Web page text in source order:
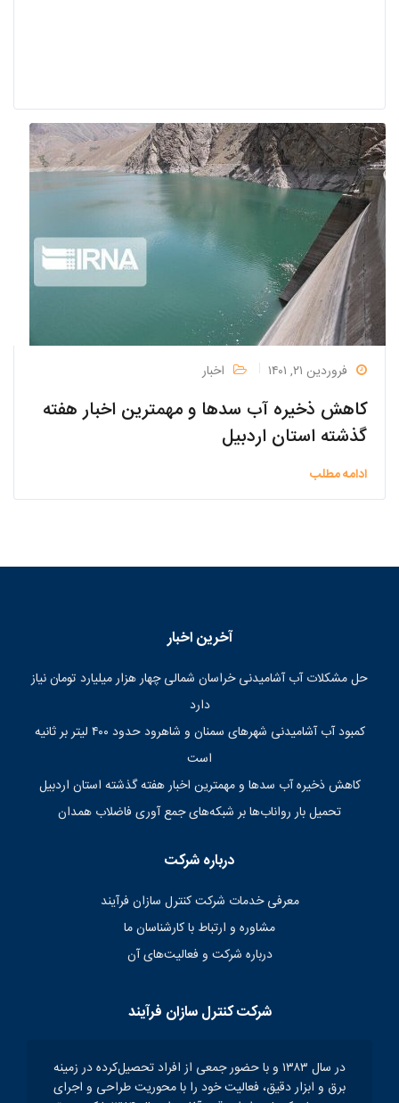
فروردین ۲۱, ۱۴۰۱ اخبار
کاهش ذخیره آب سدها و مهمترین اخبار هفته
گذشته استان اردبیل
ادامه مطلب
آخرین اخبار
حل مشکلات آب آشامیدنی خراسان شمالی چهار هزار میلیارد تومان نیاز
دارد
کمبود آب آشامیدنی شهرهای سمنان و شاهرود حدود ۴۰۰ لیتر بر ثانیه
است
کاهش ذخیره آب سدها و مهمترین اخبار هفته گذشته استان اردبیل
تحمیل بار رواناب‌ها بر شبکه‌های جمع آوری فاضلاب همدان
درباره شرکت
معرفی خدمات شرکت کنترل سازان فرآیند
مشاوره و ارتباط با کارشناسان ما
درباره شرکت و فعالیت‌های آن
شرکت کنترل سازان فرآیند
در سال ۱۳۸۳ و با حضور جمعی از افراد تحصیل‌کرده در زمینه
برق و ابزار دقیق، فعالیت خود را با محوریت طراحی و اجرای